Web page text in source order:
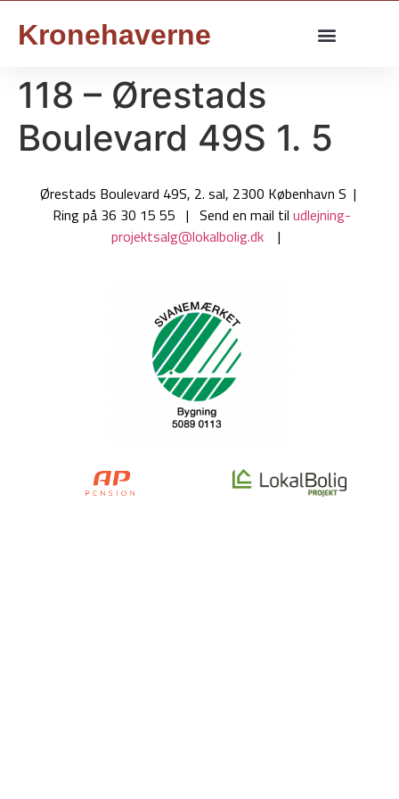
Kronehaverne
118 – Ørestads
Boulevard 49S 1. 5
Ørestads Boulevard 49S, 2. sal, 2300 København S |
Ring på 36 30 15 55 | Send en mail til udlejning-
projektsalg@lokalbolig.dk |